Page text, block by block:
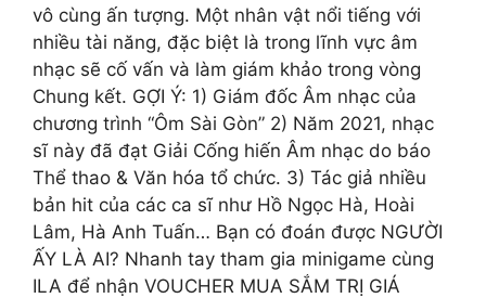
vô cùng ấn tượng. Một nhân vật nổi tiếng với
nhiều tài năng, đặc biệt là trong lĩnh vực âm
nhạc sẽ cố vấn và làm giám khảo trong vòng
Chung kết. GỢI Ý: 1) Giám đốc Âm nhạc của
chương trình “Ôm Sài Gòn” 2) Năm 2021, nhạc
sĩ này đã đạt Giải Cống hiến Âm nhạc do báo
Thể thao & Văn hóa tổ chức. 3) Tác giả nhiều
bản hit của các ca sĩ như Hồ Ngọc Hà, Hoài
Lâm, Hà Anh Tuấn… Bạn có đoán được NGƯỜI
ẤY LÀ AI? Nhanh tay tham gia minigame cùng
ILA để nhận VOUCHER MUA SẮM TRỊ GIÁ